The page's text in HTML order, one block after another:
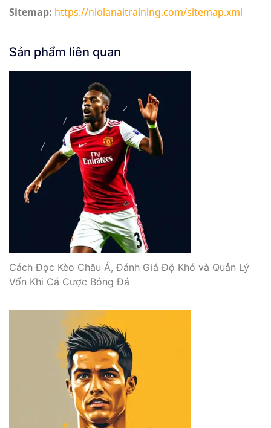
Sitemap: https://niolanaitraining.com/sitemap.xml
Sản phẩm liên quan
Cách Đọc Kèo Châu Á, Đánh Giá Độ Khó và Quản Lý
Vốn Khi Cá Cược Bóng Đá